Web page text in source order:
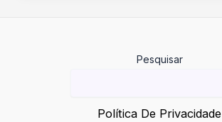
Pesquisar
Política De Privacidade